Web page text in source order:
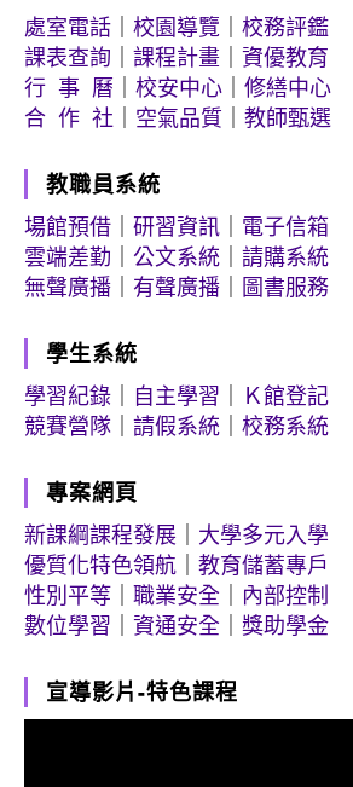
處室電話
校園導覽
校務評鑑
課表查詢
課程計畫
資優教育
行 事 曆
校安中心
修繕中心
合 作 社
空氣品質 教師甄選
教職員系統
場館預借
研習資訊
電子信箱
雲端差勤
公文系統
請購系統
無聲廣播
有聲廣播 圖書服務
學生系統
學習紀錄
自主學習
Ｋ館登記
競賽營隊
請假系統 校務系統
專案網頁
新課綱課程發展
大學多元入學
優質化特色領航
教育儲蓄專戶
性別平等
職業安全
內部控制
數位學習
資通安全 獎助學金
宣導影片-特色課程